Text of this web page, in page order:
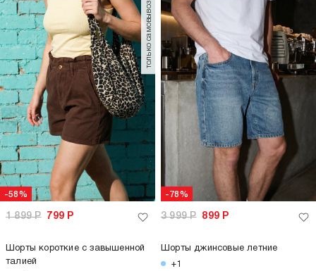
-58%
только самовывоз
1 899Р 799 Р
Шорты короткие с завышенной
талией
-78%
3 999Р 899 Р
Шорты джинсовые летние
+1